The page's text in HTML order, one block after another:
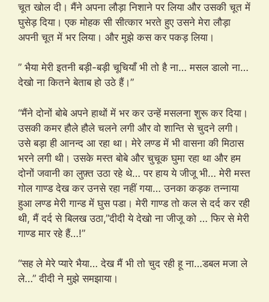
चूत खोल दी। मैंने अपना लौड़ा निशाने पर लिया और उसकी चूत में
घुसेड़ दिया। एक मोहक सी सीत्कार भरते हुए उसने मेरा लौड़ा
अपनी चूत में भर लिया। और मुझे कस कर पकड़ लिया।
” भैया मेरी इतनी बड़ी-बड़ी चूचियाँ भी तो है ना… मसल डालो ना…
देखो ना कितने बेताब हो उठे हैं।”
“मैंने दोनों बोबे अपने हाथों में भर कर उन्हें मसलना शुरू कर दिया।
उसकी कमर हौले हौले चलने लगी और वो शान्ति से चुदने लगी।
उसे बड़ा ही आनन्द आ रहा था। मेरे लण्ड में भी वासना की मिठास
भरने लगी थी। उसके मस्त बोबे और चुचूक घुमा रहा था और हम
दोनों जवानी का लुफ़्त उठा रहे थे… पर हाय ये जीजू भी… मेरी मस्त
गोल गाण्ड देख कर उनसे रहा नहीं गया… उनका कड़क तन्नाया
हुआ लण्ड मेरी गान्ड में घुस पडा। मेरी गाण्ड तो कल से दर्द कर रही
थी, मैं दर्द से बिलख उठा,”दीदी ये देखो ना जीजू को … फिर से मेरी
गाण्ड मार रहे हैं…!”
“सह ले मेरे प्यारे भैया… देख मैं भी तो चुद रही हू ना…डबल मजा ले
ले…” दीदी ने मुझे समझाया।